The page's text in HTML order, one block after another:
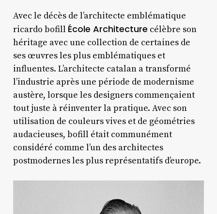
Avec le décès de l’architecte emblématique
ricardo bofill École Architecture célèbre son
héritage avec une collection de certaines de
ses œuvres les plus emblématiques et
influentes. L’architecte catalan a transformé
l’industrie après une période de modernisme
austère, lorsque les designers commençaient
tout juste à réinventer la pratique. Avec son
utilisation de couleurs vives et de géométries
audacieuses, bofill était communément
considéré comme l’un des architectes
postmodernes les plus représentatifs d’europe.